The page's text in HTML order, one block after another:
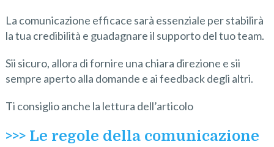
La comunicazione efficace sarà essenziale per stabilirà
la tua credibilità e guadagnare il supporto del tuo team.
Sii sicuro, allora di fornire una chiara direzione e sii
sempre aperto alla domande e ai feedback degli altri.
Ti consiglio anche la lettura dell’articolo
>>> Le regole della comunicazione